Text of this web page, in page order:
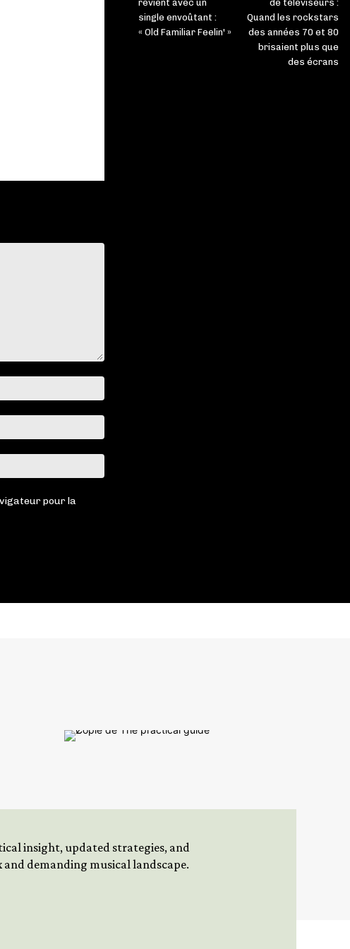
:*
:*
:
pour la
revient avec un
single envoûtant :
« Old Familiar Feelin' »
de téléviseurs :
Quand les rockstars
des années 70 et 80
brisaient plus que
des écrans
insight, updated strategies, and
demanding musical landscape.